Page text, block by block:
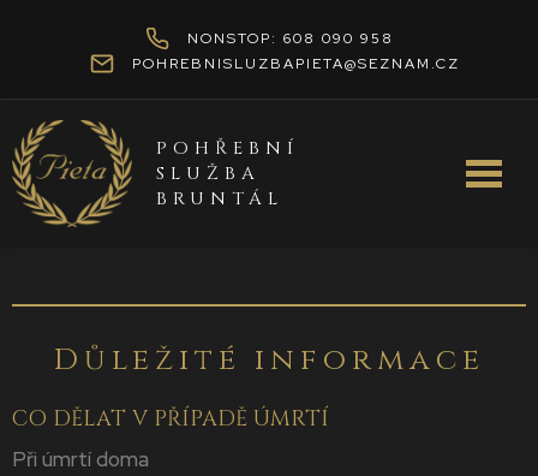
NONSTOP: 608 090 958
POHREBNISLUZBAPIETA@SEZNAM.CZ
POHŘEBNÍ
SLUŽBA
BRUNTÁL
Důležité informace
CO DĚLAT V PŘÍPADĚ ÚMRTÍ
Při úmrtí doma